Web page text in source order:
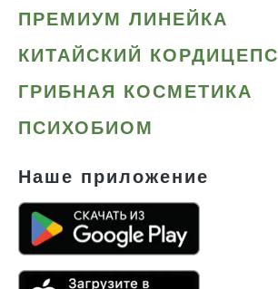
ПРЕМИУМ ЛИНЕЙКА
КИТАЙСКИЙ КОРДИЦЕПС
ГРИБНАЯ КОСМЕТИКА
ПСИХОБИОМ
Наше приложение